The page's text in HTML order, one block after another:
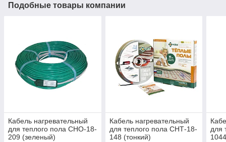
Подобные товары компании
Кабель нагревательный
для теплого пола СНО-18-
209 (зеленый)
Кабель нагревательный
для теплого пола СНТ-18-
148 (тонкий)
для